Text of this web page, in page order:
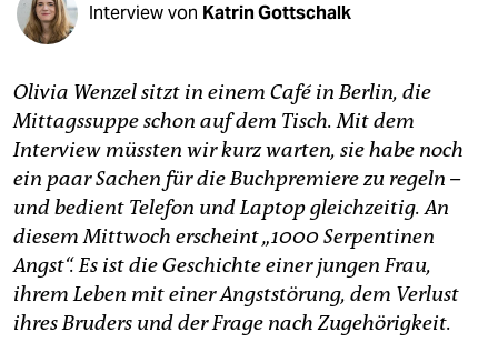
unterstützen
genossenschaft
epaper login
Interview von Katrin Gottschalk
Olivia Wenzel sitzt in einem Café in Berlin, die
Mittagssuppe schon auf dem Tisch. Mit dem
Interview müssten wir kurz warten, sie habe noch
ein paar Sachen für die Buchpremiere zu regeln –
und bedient Telefon und Laptop gleichzeitig. An
diesem Mittwoch erscheint „1000 Serpentinen
Angst“. Es ist die Geschichte einer jungen Frau,
ihrem Leben mit einer Angststörung, dem Verlust
ihres Bruders und der Frage nach Zugehörigkeit.